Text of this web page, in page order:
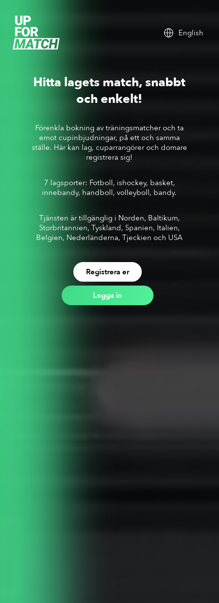
English
Hitta lagets match, snabbt
och enkelt!
Förenkla bokning av träningsmatcher och ta
emot cupinbjudningar, på ett och samma
ställe. Här kan lag, cuparrangörer och domare
registrera sig!
7 lagsporter: Fotboll, ishockey, basket,
innebandy, handboll, volleyboll, bandy.
Tjänsten är tillgänglig i Norden, Baltikum,
Storbritannien, Tyskland, Spanien, Italien,
Belgien, Nederländerna, Tjeckien och USA
Registrera er
Logga in